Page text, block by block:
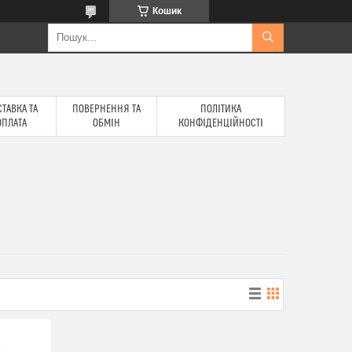
Кошик
ТА
ПОВЕРНЕННЯ ТА
ОБМІН
ПОЛІТИКА
КОНФІДЕНЦІЙНОСТІ